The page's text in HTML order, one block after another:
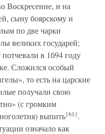
Воскресение, и на
сыну боярскому и
по две чарки
великих государей;
в 1б94 году
Сложился особый
то есть на царские
получали свою
(с громким
выпить{61}.
означало как